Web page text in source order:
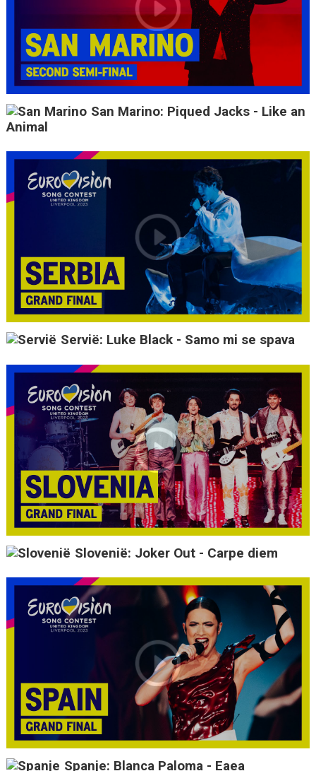
San Marino: Piqued Jacks - Like an
Animal
Servië: Luke Black - Samo mi se spava
Slovenië: Joker Out - Carpe diem
Spanje: Blanca Paloma - Eaea